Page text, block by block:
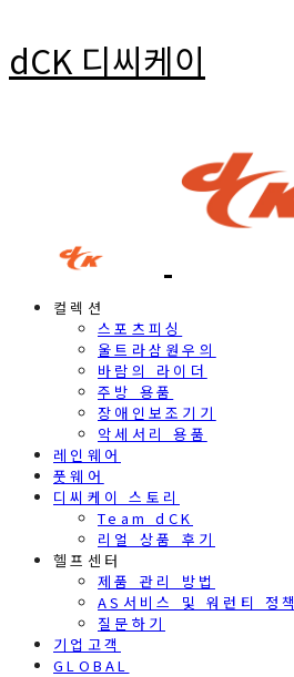
dCK 디씨케이
컬렉션
스포츠피싱
울트라삼원우의
바람의 라이더
주방 용품
장애인보조기기
악세서리 용품
레인웨어
풋웨어
디씨케이 스토리
Team dCK
리얼 상품 후기
헬프센터
제품 관리 방법
AS서비스 및 워런티 정책
질문하기
기업고객
GLOBAL